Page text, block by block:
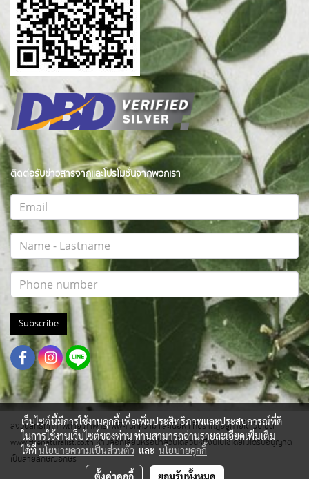
ติดต่อรับข่าวสารจากและโปรโมชั่นจากพวกเรา
Subscribe
สงวนสิทธิ์ทุกภาพถ่าย ภาพกราฟฟิค บทความ และเนื้อหา ที่ปรากฎอยู่ภายใต้เว็บไซต์
www.thenaturalist.co.th ห้ามลอกเลียนหรือนำส่วนใดส่วนหนึ่งนี้ไปใช้โดยไม่ได้รับอนุญาต
เป็นลายลักษณ์อักษร
เว็บไซต์นี้มีการใช้งานคุกกี้ เพื่อเพิ่มประสิทธิภาพและประสบการณ์ที่ดี
ในการใช้งานเว็บไซต์ของท่าน ท่านสามารถอ่านรายละเอียดเพิ่มเติม
ได้ที่นโยบายความเป็นส่วนตัว และ นโยบายคุกกี้
ตั้งค่าคุกกี้ ยอมรับทั้งหมด